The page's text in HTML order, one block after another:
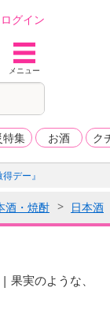
ログイン
メニュー
特集 お酒 ク
デー』
酒・焼酎 日本酒
実のような、